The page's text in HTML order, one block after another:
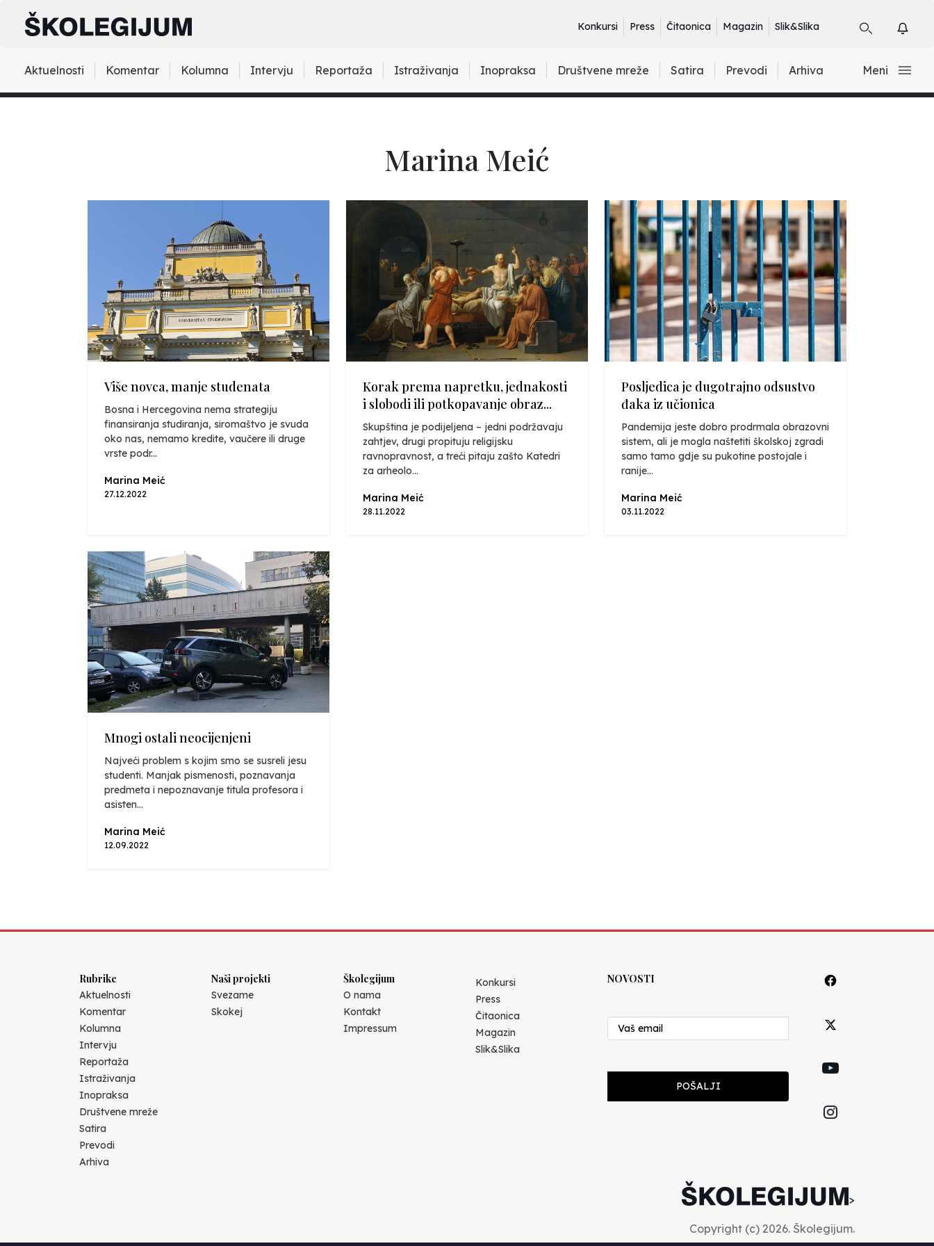
Konkursi Press Čitaonica Magazin Slik&Slika
Aktuelnosti Komentar Kolumna Intervju Reportaža Istraživanja Inopraksa Društvene mreže Satira Prevodi Arhiva Meni
Marina Meić
Više novca, manje studenata
Bosna i Hercegovina nema strategiju
finansiranja studiranja, siromaštvo je svuda
oko nas, nemamo kredite, vaučere ili druge
vrste podr...
Marina Meić
27.12.2022
Korak prema napretku, jednakosti
i slobodi ili potkopavanje obraz...
Skupština je podijeljena – jedni podržavaju
zahtjev, drugi propituju religijsku
ravnopravnost, a treći pitaju zašto Katedri
za arheolo...
Marina Meić
28.11.2022
Posljedica je dugotrajno odsustvo
đaka iz učionica
Pandemija jeste dobro prodrmala obrazovni
sistem, ali je mogla naštetiti školskoj zgradi
samo tamo gdje su pukotine postojale i
ranije...
Marina Meić
03.11.2022
Mnogi ostali neocijenjeni
Najveći problem s kojim smo se susreli jesu
studenti. Manjak pismenosti, poznavanja
predmeta i nepoznavanje titula profesora i
asisten...
Marina Meić
12.09.2022
Rubrike
Aktuelnosti
Komentar
Kolumna
Intervju
Reportaža
Istraživanja
Inopraksa
Društvene mreže
Satira
Prevodi
Arhiva
Naši projekti
Svezame
Skokej
Školegijum
O nama
Kontakt
Impressum
Konkursi
Press
Čitaonica
Magazin
Slik&Slika
NOVOSTI
POŠALJI
>
Copyright (c) 2026. Školegijum.